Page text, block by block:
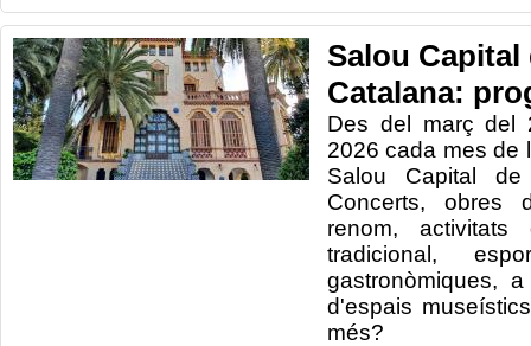
Salou
Catalana:
Des del març del
2026 cada mes de
Salou Capital
Concerts, obres
renom,
tradicional,
gastronòmiques,
d'espais
més?